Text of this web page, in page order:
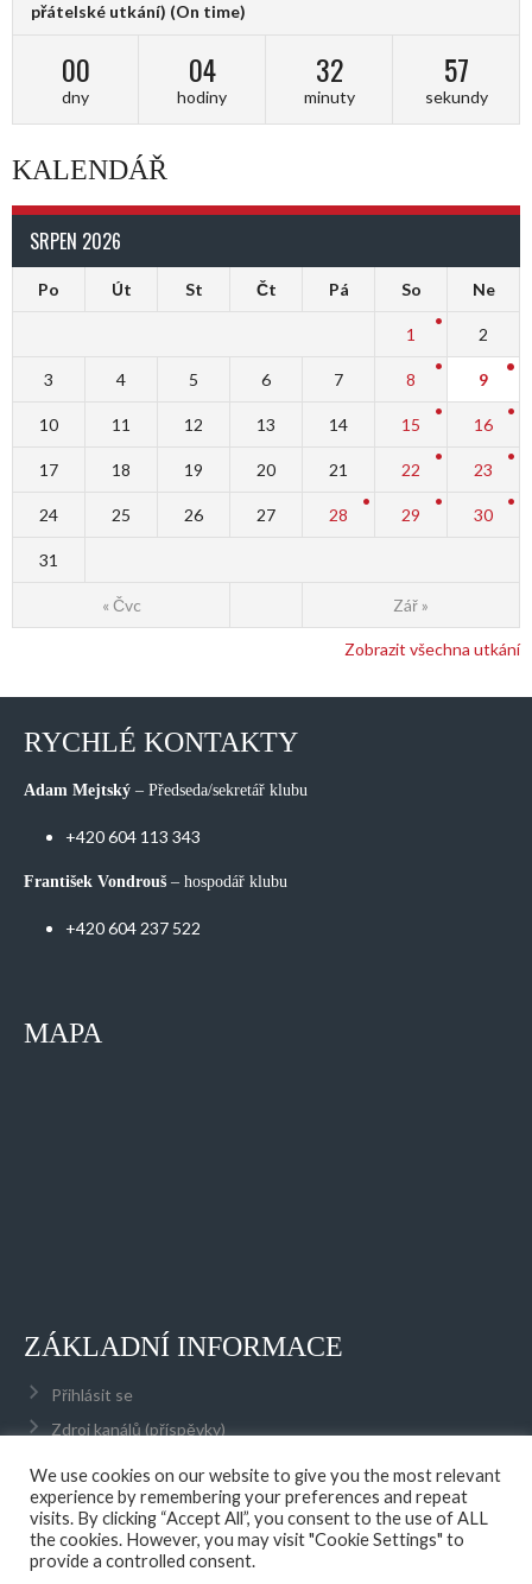
přátelské utkání) (On time)
00
dny
04
hodiny
32
minuty
57
sekundy
KALENDÁŘ
SRPEN 2026
Po Út St Čt Pá So Ne
« Čvc Zář »
1 2
3 4 5 6 7 8 9
10 11 12 13 14 15 16
17 18 19 20 21 22 23
24 25 26 27 28 29 30
31
Zobrazit všechna utkání
RYCHLÉ KONTAKTY
Adam Mejtský – Předseda/sekretář klubu
+420 604 113 343
František Vondrouš – hospodář klubu
+420 604 237 522
MAPA
ZÁKLADNÍ INFORMACE
Přihlásit se
Zdroj kanálů (příspěvky)
Kanál komentářů
Česká lokalizace
© 2026 AFK OPATOVICE NAD LABEM, Z.S.
We use cookies on our website to give you the most relevant
experience by remembering your preferences and repeat
visits. By clicking “Accept All”, you consent to the use of ALL
the cookies. However, you may visit "Cookie Settings" to
provide a controlled consent.